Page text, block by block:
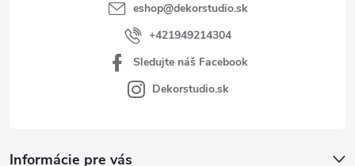
Informácie pre vás
eshop@dekorstudio.sk
+421949214304
Sledujte náš Facebook
Dekorstudio.sk